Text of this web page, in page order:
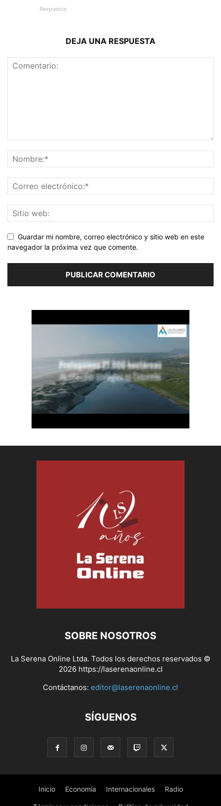
Respuesta
DEJA UNA RESPUESTA
Guardar mi nombre, correo electrónico y sitio web en este
navegador la próxima vez que comente.
SOBRE NOSOTROS
La Serena Online Ltda. Todos los derechos reservados ©
2026 https://laserenaonline.cl
Contáctanos: editor@laserenaonline.cl
SÍGUENOS
Inicio Economía Internacionales Radio